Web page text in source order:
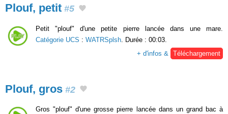
Plouf, petit #5
Petit "plouf" d'une petite pierre lancée dans une mare.
Catégorie UCS : WATRSplsh . Durée : 00:03.
+ d'infos &
Téléchargement
Plouf, gros #2
Gros "plouf" d'une grosse pierre lancée dans un grand bac à